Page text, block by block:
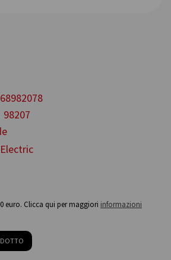
98207
euro. Clicca qui per maggiori informazioni